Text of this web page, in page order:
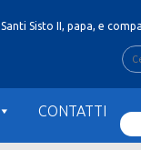
Santi Sisto II, papa, e
per:
CONTATTI